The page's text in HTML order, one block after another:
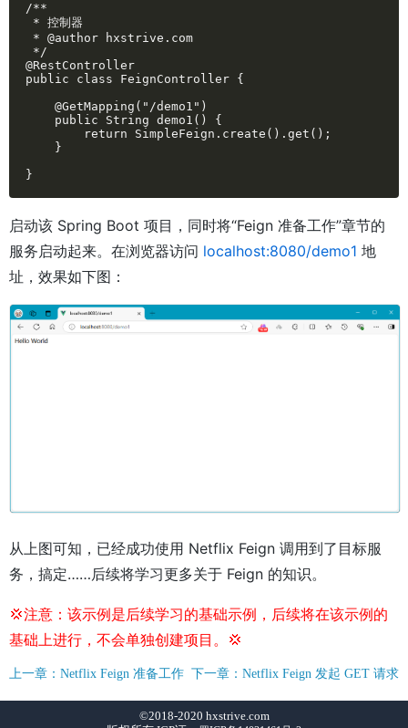
/**
* 控制器
* @author hxstrive.com
*/
@RestController
public class FeignController {
@GetMapping("/demo1")
public String demo1() {
return SimpleFeign.create().get();
}
}
启动该 Spring Boot 项目，同时将“Feign 准备工作”章节的
服务启动起来。在浏览器访问 localhost:8080/demo1 地
址，效果如下图：
从上图可知，已经成功使用 Netflix Feign 调用到了目标服
务，搞定……后续将学习更多关于 Feign 的知识。
💢注意：该示例是后续学习的基础示例，后续将在该示例的
基础上进行，不会单独创建项目。💢
上一章：Netflix Feign 准备工作 下一章：Netflix Feign 发起 GET 请求
©2018-2020 hxstrive.com